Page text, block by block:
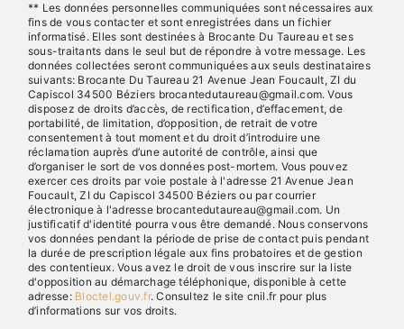
** Les données personnelles communiquées sont nécessaires aux
fins de vous contacter et sont enregistrées dans un fichier
informatisé. Elles sont destinées à Brocante Du Taureau et ses
sous-traitants dans le seul but de répondre à votre message. Les
données collectées seront communiquées aux seuls destinataires
suivants: Brocante Du Taureau 21 Avenue Jean Foucault, ZI du
Capiscol 34500 Béziers brocantedutaureau@gmail.com. Vous
disposez de droits d’accès, de rectification, d’effacement, de
portabilité, de limitation, d’opposition, de retrait de votre
consentement à tout moment et du droit d’introduire une
réclamation auprès d’une autorité de contrôle, ainsi que
d’organiser le sort de vos données post-mortem. Vous pouvez
exercer ces droits par voie postale à l'adresse 21 Avenue Jean
Foucault, ZI du Capiscol 34500 Béziers ou par courrier
électronique à l'adresse brocantedutaureau@gmail.com. Un
justificatif d'identité pourra vous être demandé. Nous conservons
vos données pendant la période de prise de contact puis pendant
la durée de prescription légale aux fins probatoires et de gestion
des contentieux. Vous avez le droit de vous inscrire sur la liste
d'opposition au démarchage téléphonique, disponible à cette
adresse: Bloctel.gouv.fr. Consultez le site cnil.fr pour plus
d’informations sur vos droits.